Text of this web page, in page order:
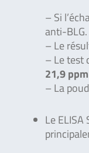
– Si
anti-BLG.
– Le
– Le test
21,9
– La
Le